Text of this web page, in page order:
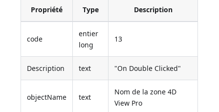
Propriété Type Description
code
entier
long
13
Description text "On Double Clicked"
objectName text
Nom de la zone 4D
View Pro